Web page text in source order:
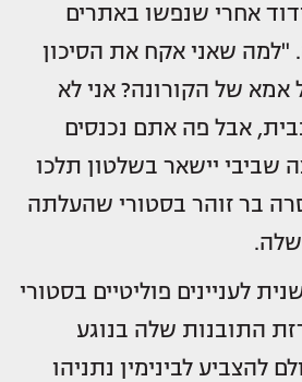
אחרי שנפשו באתרים
"למה שאני אקח את הסיכון
אמא של הקורונה? אני לא
אבל פה אתם נכנסים
שביבי יישאר בשלטון תלכו
בר זוהר בסטורי שהעלתה
שלה.
לעניינים פוליטיים בסטורי
התובנות שלה בנוגע
להצביע לבינימין נתניהו